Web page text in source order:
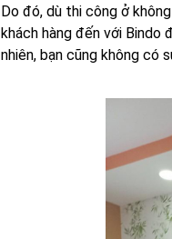
Do đó, dù thi công ở
khách hàng đến với Bindo
nhiên, bạn cũng không có